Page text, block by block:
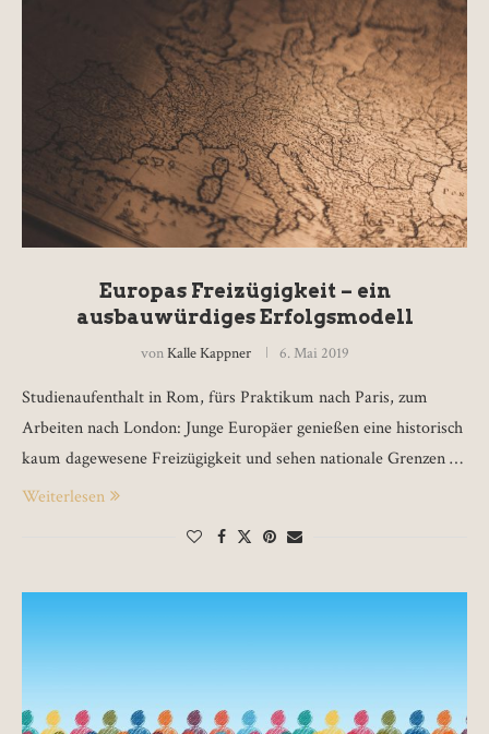
Europas Freizügigkeit – ein
ausbauwürdiges Erfolgsmodell
vonKalle Kappner 6. Mai 2019
Studienaufenthalt in Rom, fürs Praktikum nach Paris, zum
Arbeiten nach London: Junge Europäer genießen eine historisch
kaum dagewesene Freizügigkeit und sehen nationale Grenzen …
Weiterlesen